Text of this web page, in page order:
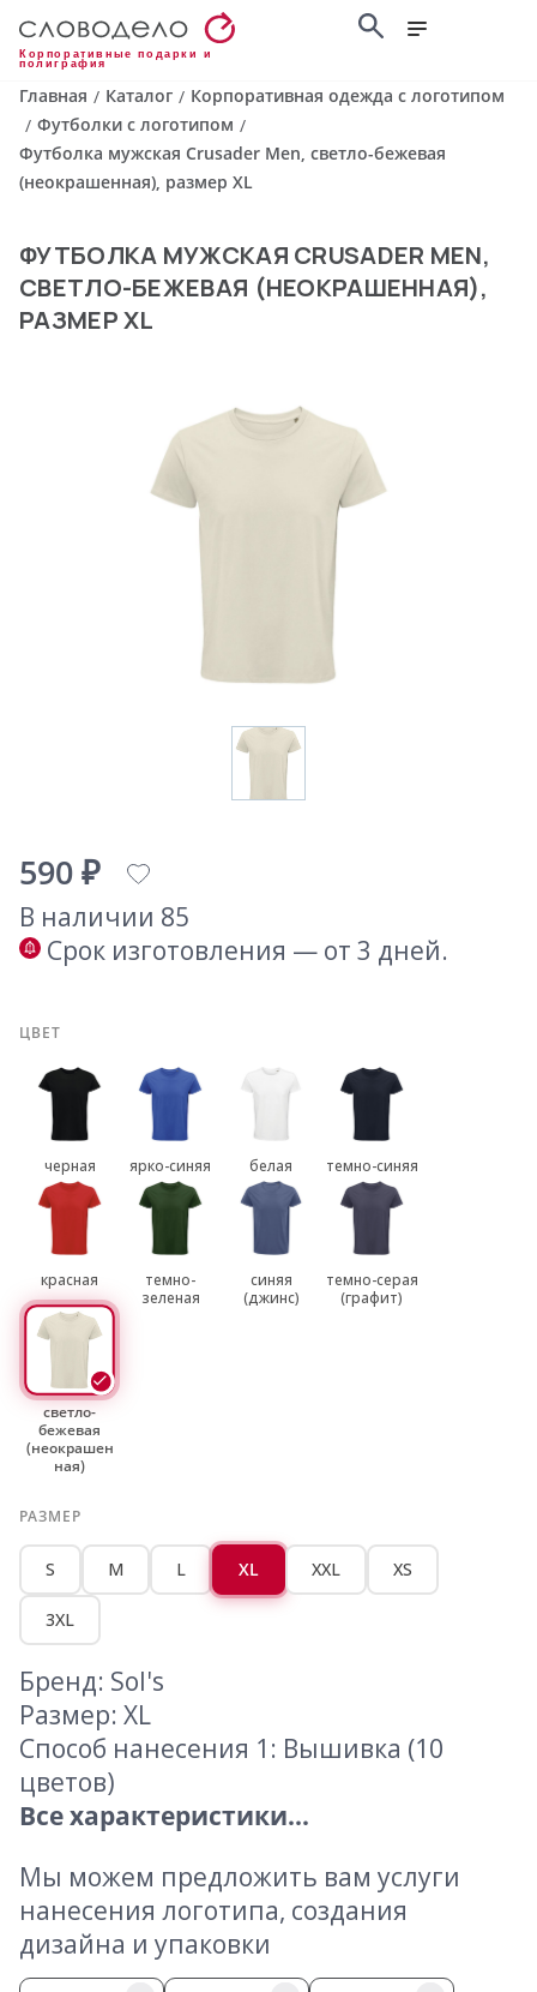
Корпоративные подарки и
полиграфия
Главная / Каталог / Корпоративная одежда с логотипом
/ Футболки с логотипом /
Футболка мужская Crusader Men, светло-бежевая
(неокрашенная), размер XL
ФУТБОЛКА МУЖСКАЯ CRUSADER MEN,
СВЕТЛО-БЕЖЕВАЯ (НЕОКРАШЕННАЯ),
РАЗМЕР XL
590 ₽
В наличии 85
Срок изготовления — от 3 дней.
ЦВЕТ
черная ярко-синяя белая темно-синяя
красная
темно-
зеленая
синяя
(джинс)
темно-серая
(графит)
светло-
бежевая
(неокрашен
ная)
РАЗМЕР
S M L XL XXL XS
3XL
Бренд: Sol's
Размер: XL
Способ нанесения 1: Вышивка (10
цветов)
Все характеристики...
Мы можем предложить вам услуги
нанесения логотипа, создания
дизайна и упаковки